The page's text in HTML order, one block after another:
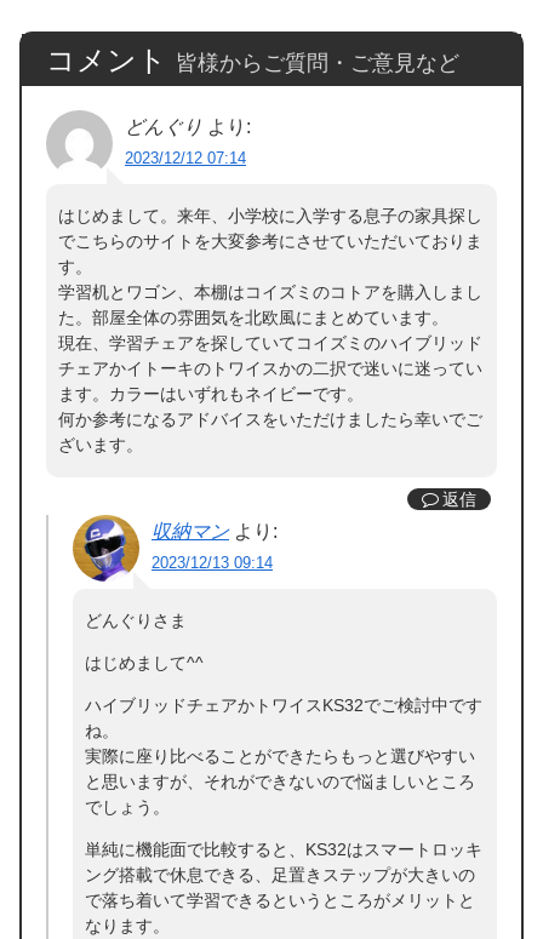
コメント 皆様からご質問・ご意見など
どんぐり より:
2023/12/12 07:14
はじめまして。来年、小学校に入学する息子の家具探し
でこちらのサイトを大変参考にさせていただいておりま
す。
学習机とワゴン、本棚はコイズミのコトアを購入しまし
た。部屋全体の雰囲気を北欧風にまとめています。
現在、学習チェアを探していてコイズミのハイブリッド
チェアかイトーキのトワイスかの二択で迷いに迷ってい
ます。カラーはいずれもネイビーです。
何か参考になるアドバイスをいただけましたら幸いでご
ざいます。
返信
収納マン より:
2023/12/13 09:14
どんぐりさま
はじめまして^^
ハイブリッドチェアかトワイスKS32でご検討中です
ね。
実際に座り比べることができたらもっと選びやすい
と思いますが、それができないので悩ましいところ
でしょう。
単純に機能面で比較すると、KS32はスマートロッキ
ング搭載で休息できる、足置きステップが大きいの
で落ち着いて学習できるというところがメリットと
なります。